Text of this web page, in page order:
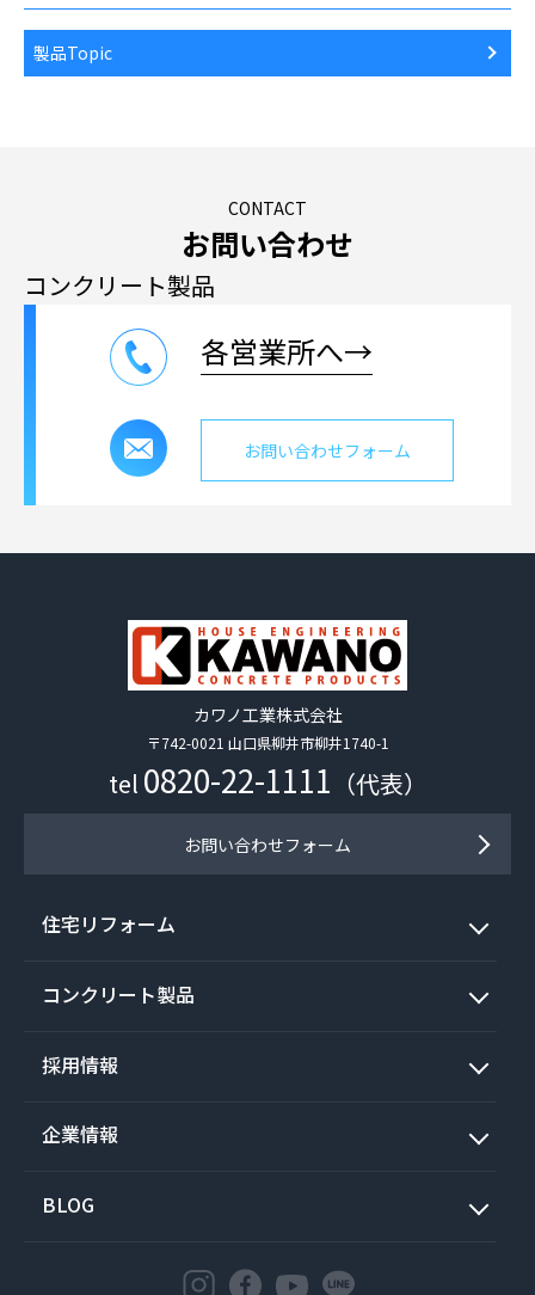
製品Topic
CONTACT
お問い合わせ
コンクリート製品
各営業所へ→
お問い合わせフォーム
カワノ工業株式会社
〒742-0021 山口県柳井市柳井1740-1
tel 0820-22-1111 （代表）
お問い合わせフォーム
住宅リフォーム
コンクリート製品
採用情報
企業情報
BLOG